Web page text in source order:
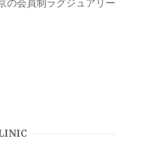
の会員制ラグジュアリー